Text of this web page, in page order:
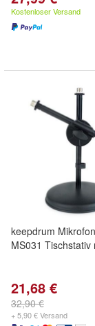
Kostenloser Versand
keepdrum
MS031 Tischstativ
21,68 €
32,90 €
+ 5,90 € Versand